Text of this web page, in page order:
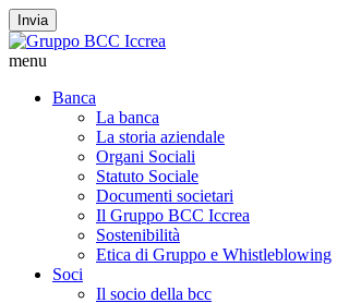
Invia
menu
Banca
La banca
La storia aziendale
Organi Sociali
Statuto Sociale
Documenti societari
Il Gruppo BCC Iccrea
Sostenibilità
Etica di Gruppo e Whistleblowing
Soci
Il socio della bcc